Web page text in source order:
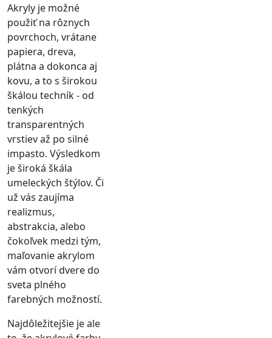
Akryly je možné
použiť na rôznych
povrchoch, vrátane
papiera, dreva,
plátna a dokonca aj
kovu, a to s širokou
škálou techník - od
tenkých
transparentných
vrstiev až po silné
impasto. Výsledkom
je široká škála
umeleckých štýlov. Či
už vás zaujíma
realizmus,
abstrakcia, alebo
čokoľvek medzi tým,
maľovanie akrylom
vám otvorí dvere do
sveta plného
farebných možností.
Najdôležitejšie je ale